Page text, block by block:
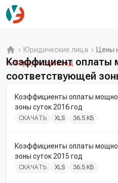
Юридические лица
Цены
Вернуться назад
Коэффициент оплаты
соответствующей
Коэффициенты оплаты
зоны суток 2016 год
СКАЧАТЬ XLS 36.5 КБ
Коэффициенты оплаты
зоны суток 2015 год
СКАЧАТЬ XLS 36.5 КБ